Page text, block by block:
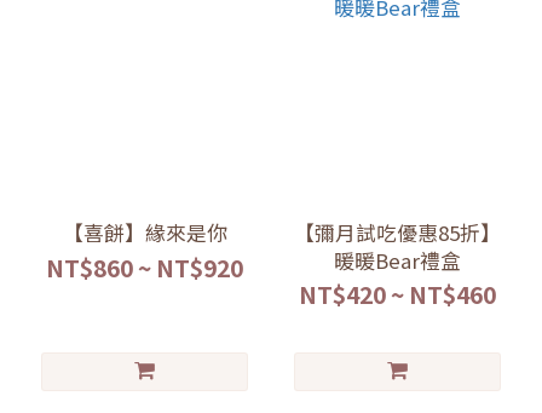
【喜餅】緣來是你
NT$860 ~ NT$920
【彌月試吃優惠85折】
暖暖Bear禮盒
NT$420 ~ NT$460